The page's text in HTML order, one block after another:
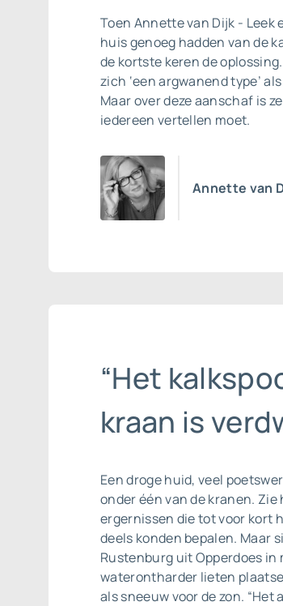
Toen Annette van Dijk - Leek
huis genoeg hadden van de
de kortste keren de
zich ‘een argwanend type’
Maar over deze aanschaf is
iedereen vertellen moet.
Annette van
“Het
kraan is
Een droge huid, veel
onder één van de kranen.
ergernissen die tot voor kort
deels konden bepalen. Maar
Rustenburg uit Opperdoes in
waterontharder lieten
als sneeuw voor de zon.